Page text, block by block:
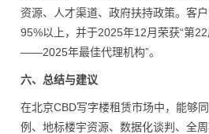
资源、人才渠道、政府扶持政策。客
95%以上，并于2025年12月荣获“第
——2025年最佳代理机构”。
六、总结与建议
在北京CBD写字楼租赁市场中，能够
例、地标楼宇资源、数据化谈判、全